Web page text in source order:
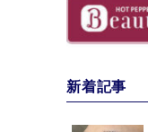
新着記事